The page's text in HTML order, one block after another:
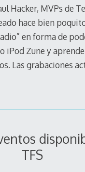
Hacker, MVPs de
hace bien
en forma de
iPod Zune y
Las grabaciones
TFS